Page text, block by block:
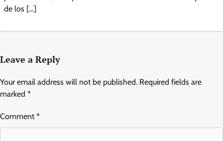
de los […]
Leave a Reply
Your email address will not be published. Required fields are
marked *
Comment*